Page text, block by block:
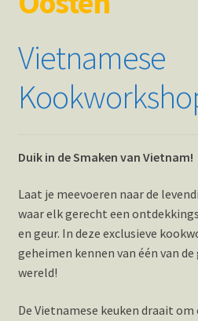
UIT-agenda
Vietnamese
Duik in de Smaken van Vietnam!
Laat je meevoeren naar de
waar elk gerecht een
en geur. In deze exclusieve
geheimen kennen van één van
wereld!
De Vietnamese keuken draait